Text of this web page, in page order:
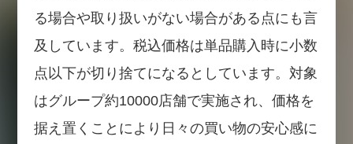
る場合や取り扱いがない場合がある点にも言
及しています。税込価格は単品購入時に小数
点以下が切り捨てになるとしています。対象
はグループ約10000店舗で実施され、価格を
据え置くことにより日々の買い物の安心感に